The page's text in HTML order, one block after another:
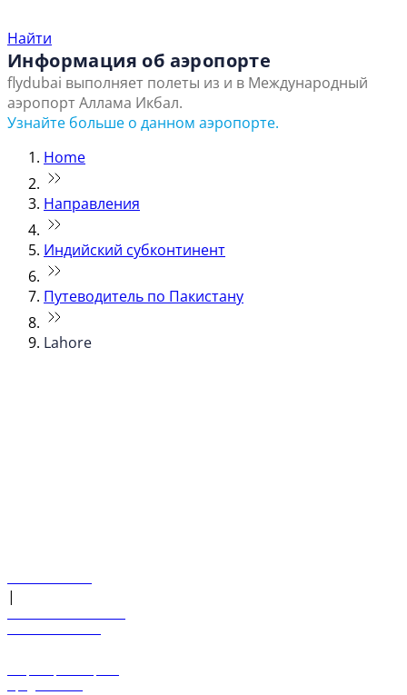
Найти
Информация об аэропорте
flydubai выполняет полеты из и в Международный
аэропорт Аллама Икбал.
Узнайте больше о данном аэропорте.
Home
Направления
Индийский субконтинент
Путеводитель по Пакистану
Lahore
|